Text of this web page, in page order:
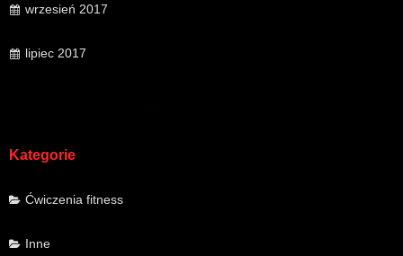
wrzesień 2017
lipiec 2017
Kategorie
Ćwiczenia fitness
Inne